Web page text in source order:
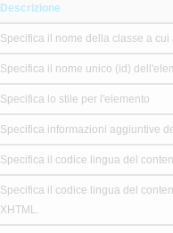
Descrizione
Specifica il nome della classe a
Specifica il nome unico (id)
Specifica lo stile per l'elemento
Specifica informazioni aggiuntive
Specifica il codice lingua del
Specifica il codice lingua del
XHTML.